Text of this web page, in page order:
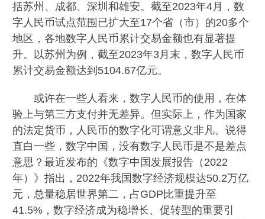
括苏州、成都、深圳和雄安。截至2023年4月，数
字人民币试点范围已扩大至17个省（市）的20多个
地区，各地数字人民币累计交易金额也有显著提
升。以苏州为例，截至2023年3月末，数字人民币
累计交易金额达到5104.67亿元。
或许在一些人看来，数字人民币的使用，在体
验上与第三方支付并无差异。但实际上，作为国家
的法定货币，人民币的数字化可谓意义非凡。说得
直白一些，数字中国，没有数字人民币是不是差点
意思？最近发布的《数字中国发展报告（2022
年）》指出，2022年我国数字经济规模达50.2万亿
元，总量稳居世界第二，占GDP比重提升至
41.5%，数字经济成为稳增长、促转型的重要引